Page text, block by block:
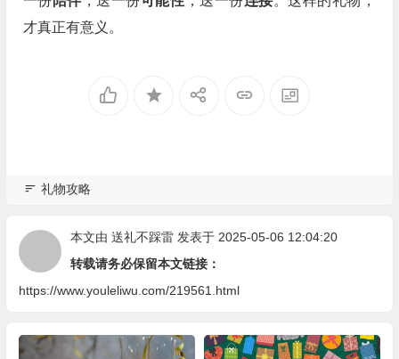
才真正有意义。
礼物攻略
本文由 送礼不踩雷发表于 2025-05-06 12:04:20
转载请务必保留本文链接：
https://www.youleliwu.com/219561.html